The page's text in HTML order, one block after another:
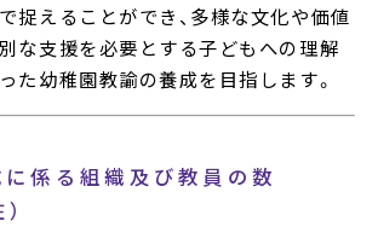
捉えることができ、多様な文化や価値
な支援を必要とする子どもへの理解
た幼稚園教諭の養成を目指します。
係る組織及び教員の数